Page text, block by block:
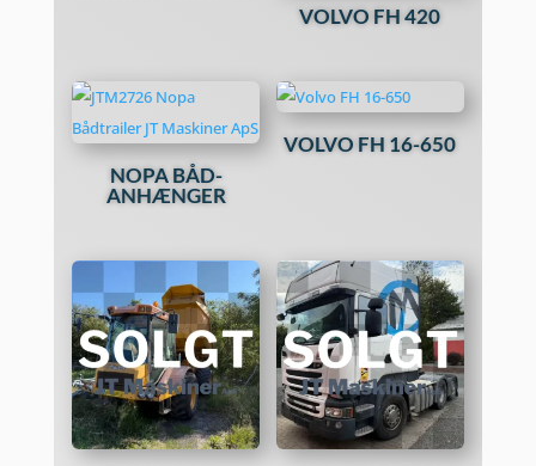
VOLVO FH 420
NOPA BÅD-
ANHÆNGER
VOLVO FH 16-650